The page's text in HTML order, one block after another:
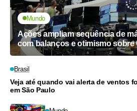
Mundo
Ações ampliam sequência de
com balanços e otimismo sobre
Brasil
Veja até quando vai alerta de ventos
em São Paulo